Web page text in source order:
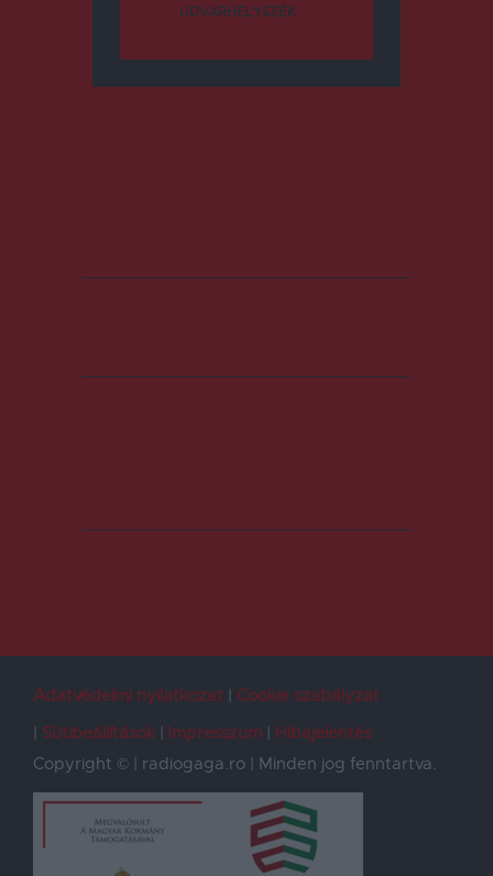
UDVARHELYSZÉK
Adatvédelmi nyilatkozat
Cookie szabályzat
Sütibeállítások
Impresszum
Hibajelentés
Copyright © | radiogaga.ro | Minden jog fenntartva.